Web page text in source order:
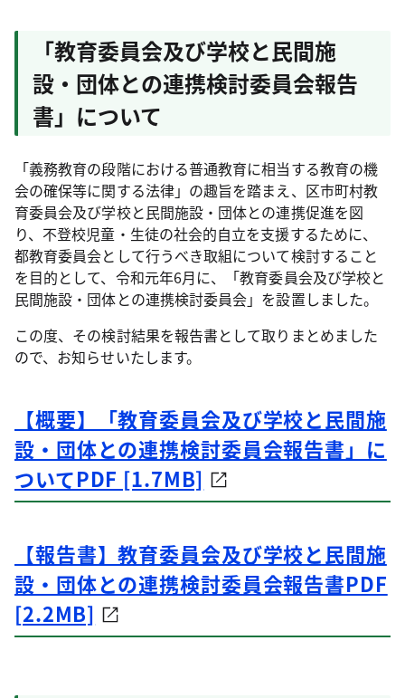
「教育委員会及び学校と民間施
設・団体との連携検討委員会報告
書」について
「義務教育の段階における普通教育に相当する教育の機
会の確保等に関する法律」の趣旨を踏まえ、区市町村教
育委員会及び学校と民間施設・団体との連携促進を図
り、不登校児童・生徒の社会的自立を支援するために、
都教育委員会として行うべき取組について検討すること
を目的として、令和元年6月に、「教育委員会及び学校と
民間施設・団体との連携検討委員会」を設置しました。
この度、その検討結果を報告書として取りまとめました
ので、お知らせいたします。
【概要】「教育委員会及び学校と民間施
設・団体との連携検討委員会報告書」に
ついてPDF [1.7MB]
【報告書】教育委員会及び学校と民間施
設・団体との連携検討委員会報告書PDF
[2.2MB]